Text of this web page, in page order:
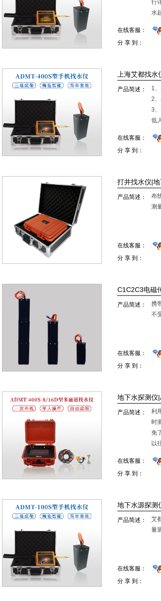
行
水
在线客服：
分 享 到：
上海艾都找
产品简述：
1
2
3
低
在线客服：
分 享 到：
打井找水仪|
产品简述：
布
测
在线客服：
分 享 到：
C1C2C3电磁
产品简述：
携
不
在线客服：
分 享 到：
地下水探测仪
产品简述：
利
时
免
以
在线客服：
分 享 到：
地下水源探测
产品简述：
艾
量
在线客服：
分 享 到：